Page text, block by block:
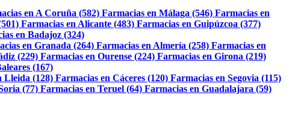
en A Coruña (582) Farmacias en Málaga (546) Farmacias en
Farmacias en Alicante (483) Farmacias en Guipúzcoa (377)
en Badajoz (324)
en Granada (264) Farmacias en Almería (258) Farmacias en
(229) Farmacias en Ourense (224) Farmacias en Girona (219)
(167)
Lleida (128) Farmacias en Cáceres (120) Farmacias en Segovia (115)
(77) Farmacias en Teruel (64) Farmacias en Guadalajara (59)